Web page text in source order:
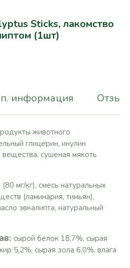
Sticks, лакомство
(1шт)
информация
животного
глицерин, инулин
сушеная мякоть
мг/кг), смесь натуральных
(ламинария, тимьян),
эвкалипта, натуральный
сырой белок 18,7%, сырая
5,2%, сырая зола 6,0%, влага